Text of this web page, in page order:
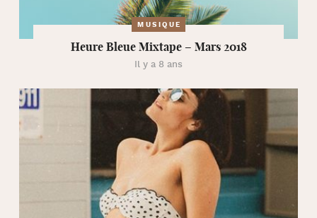
MUSIQUE
Heure Bleue Mixtape – Mars 2018
Il y a 8 ans